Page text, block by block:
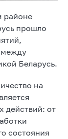
районе
прошло
между
Беларусь.
на
действий: от
состояния